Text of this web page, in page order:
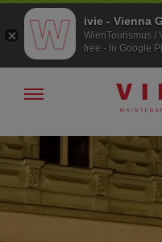
Navigation
Contenu
Afficher
la
navigation
ivie - Vienna
WienTourismus /
free - In Google